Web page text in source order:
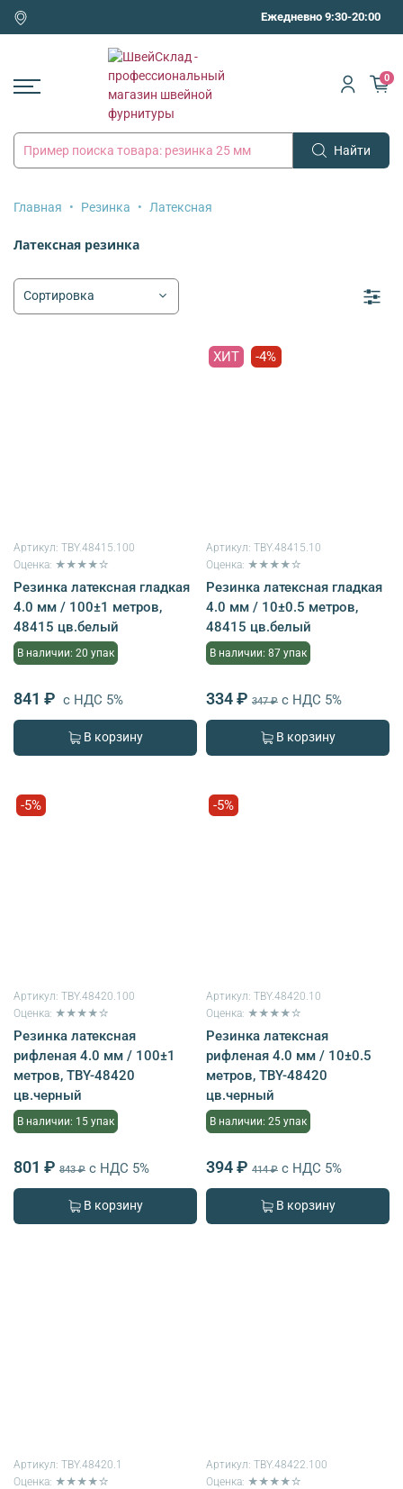
Ежедневно 9:30-20:00
Найти
0
Главная Резинка Латексная
Латексная резинка
Артикул: TBY.48415.100
Оценка: ★★★★☆
Резинка латексная гладкая
4.0 мм / 100±1 метров,
48415 цв.белый
В наличии: 20 упак
841 ₽ с НДС 5%
В корзину
ХИТ -4%
Артикул: TBY.48415.10
Оценка: ★★★★☆
Резинка латексная гладкая
4.0 мм / 10±0.5 метров,
48415 цв.белый
В наличии: 87 упак
334 ₽ 347 ₽ с НДС 5%
В корзину
-5%
Артикул: TBY.48420.100
Оценка: ★★★★☆
Резинка латексная
рифленая 4.0 мм / 100±1
метров, TBY-48420
цв.черный
В наличии: 15 упак
801 ₽ 843 ₽ с НДС 5%
В корзину
-5%
Артикул: TBY.48420.10
Оценка: ★★★★☆
Резинка латексная
рифленая 4.0 мм / 10±0.5
метров, TBY-48420
цв.черный
В наличии: 25 упак
394 ₽ 414 ₽ с НДС 5%
В корзину
Артикул: TBY.48420.1
Оценка: ★★★★☆
Артикул: TBY.48422.100
Оценка: ★★★★☆